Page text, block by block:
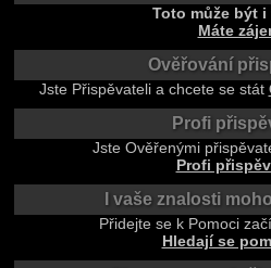
Toto může být i
Máte
Ověřování
Jste Přispěvateli a chcete se stát
Profi
Jste Ověřenými
Profi
I vaše znalosti
Přidejte se k Pomoci
Hledají se